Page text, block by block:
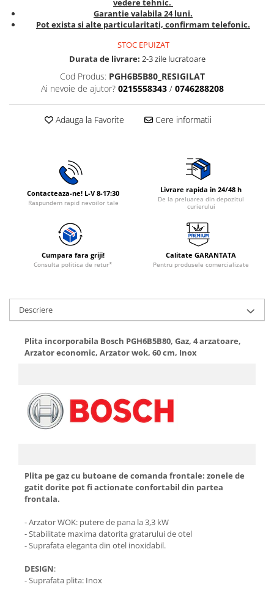
Rasnite de cafea
Fierbatoare de apa
Aparate de curatat cu abur
Produse pentru par
Perii rotative
Masini de tuns si barbierit
Periute de dinti electrice
Placi de indreptat parul
Epilatoare
Aparate de calcat cu aburi.
Aparate de masaj
Accesorii aspiratoare
Accesorii
Ustensile gatit
vedere tehnic.
Garantie valabila 24 luni.
Pot exista si alte particularitati, confirmam telefonic.
STOC EPUIZAT
Durata de livrare: 2-3 zile lucratoare
Cod Produs: PGH6B5B80_RESIGILAT
Ai nevoie de ajutor? 0215558343 / 0746288208
Adauga la Favorite Cere informatii
Contacteaza-ne! L-V 8-17:30
Raspundem rapid nevoilor tale
Livrare rapida in 24/48 h
De la preluarea din depozitul
curierului
Cumpara fara griji!
Consulta politica de retur*
Calitate GARANTATA
Pentru produsele comercializate
Descriere
Plita incorporabila Bosch PGH6B5B80, Gaz, 4 arzatoare,
Arzator economic, Arzator wok, 60 cm, Inox
Plita pe gaz cu butoane de comanda frontale: zonele de
gatit dorite pot fi actionate confortabil din partea
frontala.
- Arzator WOK: putere de pana la 3,3 kW
- Stabilitate maxima datorita gratarului de otel
- Suprafata eleganta din otel inoxidabil.
DESIGN:
- Suprafata plita: Inox